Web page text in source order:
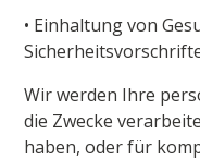
• Einhaltung von
Wir werden Ihre
die Zwecke
haben, oder für